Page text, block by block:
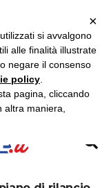
×
si avvalgono
alle finalità illustrate
negare il consenso
policy
pagina, cliccando
maniera,